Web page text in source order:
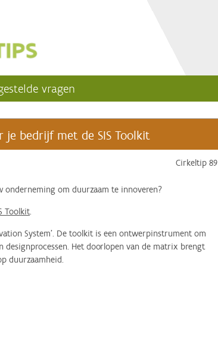
vragen
bedrijf met de SIS Toolkit
Cirkeltip 89
om duurzaam te innoveren?
Toolkit.
System'. De toolkit is een ontwerpinstrument om
Het doorlopen van de matrix brengt
duurzaamheid.